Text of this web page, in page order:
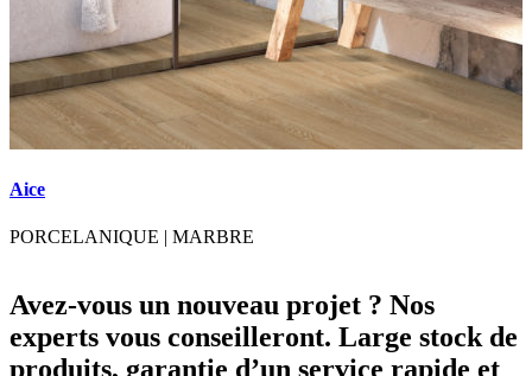
Aice
PORCELANIQUE | MARBRE
Avez-vous un nouveau projet ? Nos
experts vous conseilleront. Large stock de
produits, garantie d’un service rapide et